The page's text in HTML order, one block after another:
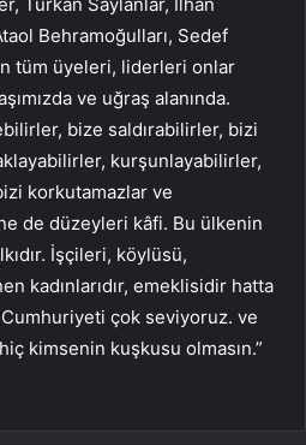
Türkan Saylanlar, İlhan
Behramoğulları, Sedef
tüm üyeleri, liderleri onlar
ve uğraş alanında.
bize saldırabilirler, bizi
kurşunlayabilirler,
korkutamazlar ve
de düzeyleri kâfi. Bu ülkenin
İşçileri, köylüsü,
kadınlarıdır, emeklisidir hatta
çok seviyoruz. ve
kimsenin kuşkusu olmasın.”